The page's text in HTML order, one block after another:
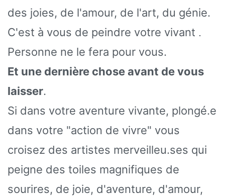
des joies, de l'amour, de l'art, du génie.
C'est à vous de peindre votre vivant .
Personne ne le fera pour vous.
Et une dernière chose avant de vous
laisser.
Si dans votre aventure vivante, plongé.e
dans votre "action de vivre" vous
croisez des artistes merveilleu.ses qui
peigne des toiles magnifiques de
sourires, de joie, d'aventure, d'amour,